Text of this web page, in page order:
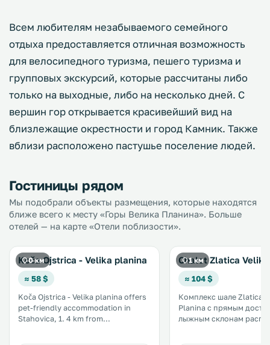
Всем любителям незабываемого семейного
отдыха предоставляется отличная возможность
для велосипедного туризма, пешего туризма и
групповых экскурсий, которые рассчитаны либо
только на выходные, либо на несколько дней. С
вершин гор открывается красивейший вид на
близлежащие окрестности и город Камник. Также
вблизи расположено пастушье поселение людей.
Гостиницы рядом
Мы подобрали объекты размещения, которые находятся
ближе всего к месту «Горы Велика Планина». Больше
отелей — на карте «Отели поблизости».
0 км
Koča Ojstrica - Velika planina
≈ 58 $
Koča Ojstrica - Velika planina offers
pet-friendly accommodation in
Stahovica, 1. 4 km from
1 км
Chalet Zlatica
≈ 104 $
Комплекс шале Zlatica
Planina с прямым
лыжным склонам